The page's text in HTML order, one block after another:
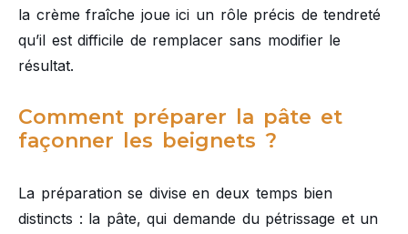
la crème fraîche joue ici un rôle précis de tendreté
qu’il est difficile de remplacer sans modifier le
résultat.
Comment préparer la pâte et
façonner les beignets ?
La préparation se divise en deux temps bien
distincts : la pâte, qui demande du pétrissage et un